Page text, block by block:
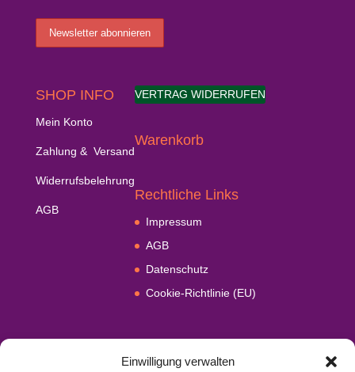
Einwilligung verwalten
SHOP INFO
Mein Konto
Zahlung & Versand
Widerrufsbelehrung
AGB
VERTRAG WIDERRUFEN
Warenkorb
Rechtliche Links
Impressum
AGB
Datenschutz
Cookie-Richtlinie (EU)